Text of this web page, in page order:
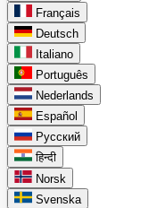
Français
Deutsch
Italiano
Português
Nederlands
Español
Русский
हिन्दी
Norsk
Svenska